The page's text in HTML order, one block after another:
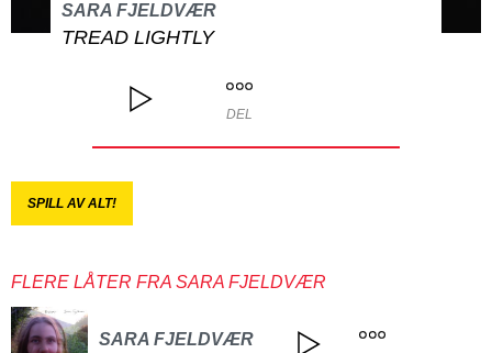
SARA FJELDVÆR
TREAD LIGHTLY
DEL
SPILL AV ALT!
FLERE LÅTER FRA SARA FJELDVÆR
SARA FJELDVÆR